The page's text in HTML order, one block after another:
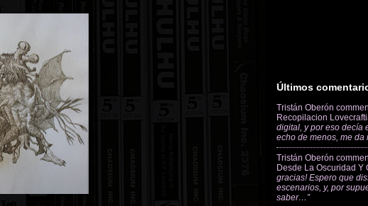
Últimos
Tristán Oberón
Recopilacion
digital, y por eso decía
echo de menos, me
Tristán Oberón
Desde La Oscuridad Y
gracias! Espero que
escenarios, y, por
saber…”